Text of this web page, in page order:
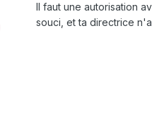
Il faut une autorisation
souci, et ta directrice